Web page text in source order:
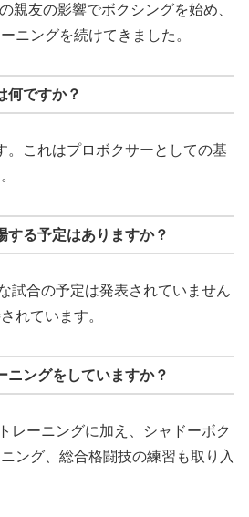
親友の影響でボクシングを始め、
ニングを続けてきました。
何ですか？
。これはプロボクサーとしての基
する予定はありますか？
試合の予定は発表されていません
れています。
ニングをしていますか？
レーニングに加え、シャドーボク
ング、総合格闘技の練習も取り入